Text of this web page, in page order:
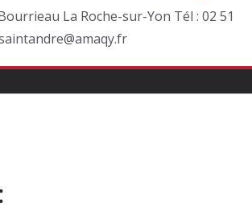
La Roche-sur-Yon Tél : 02 51